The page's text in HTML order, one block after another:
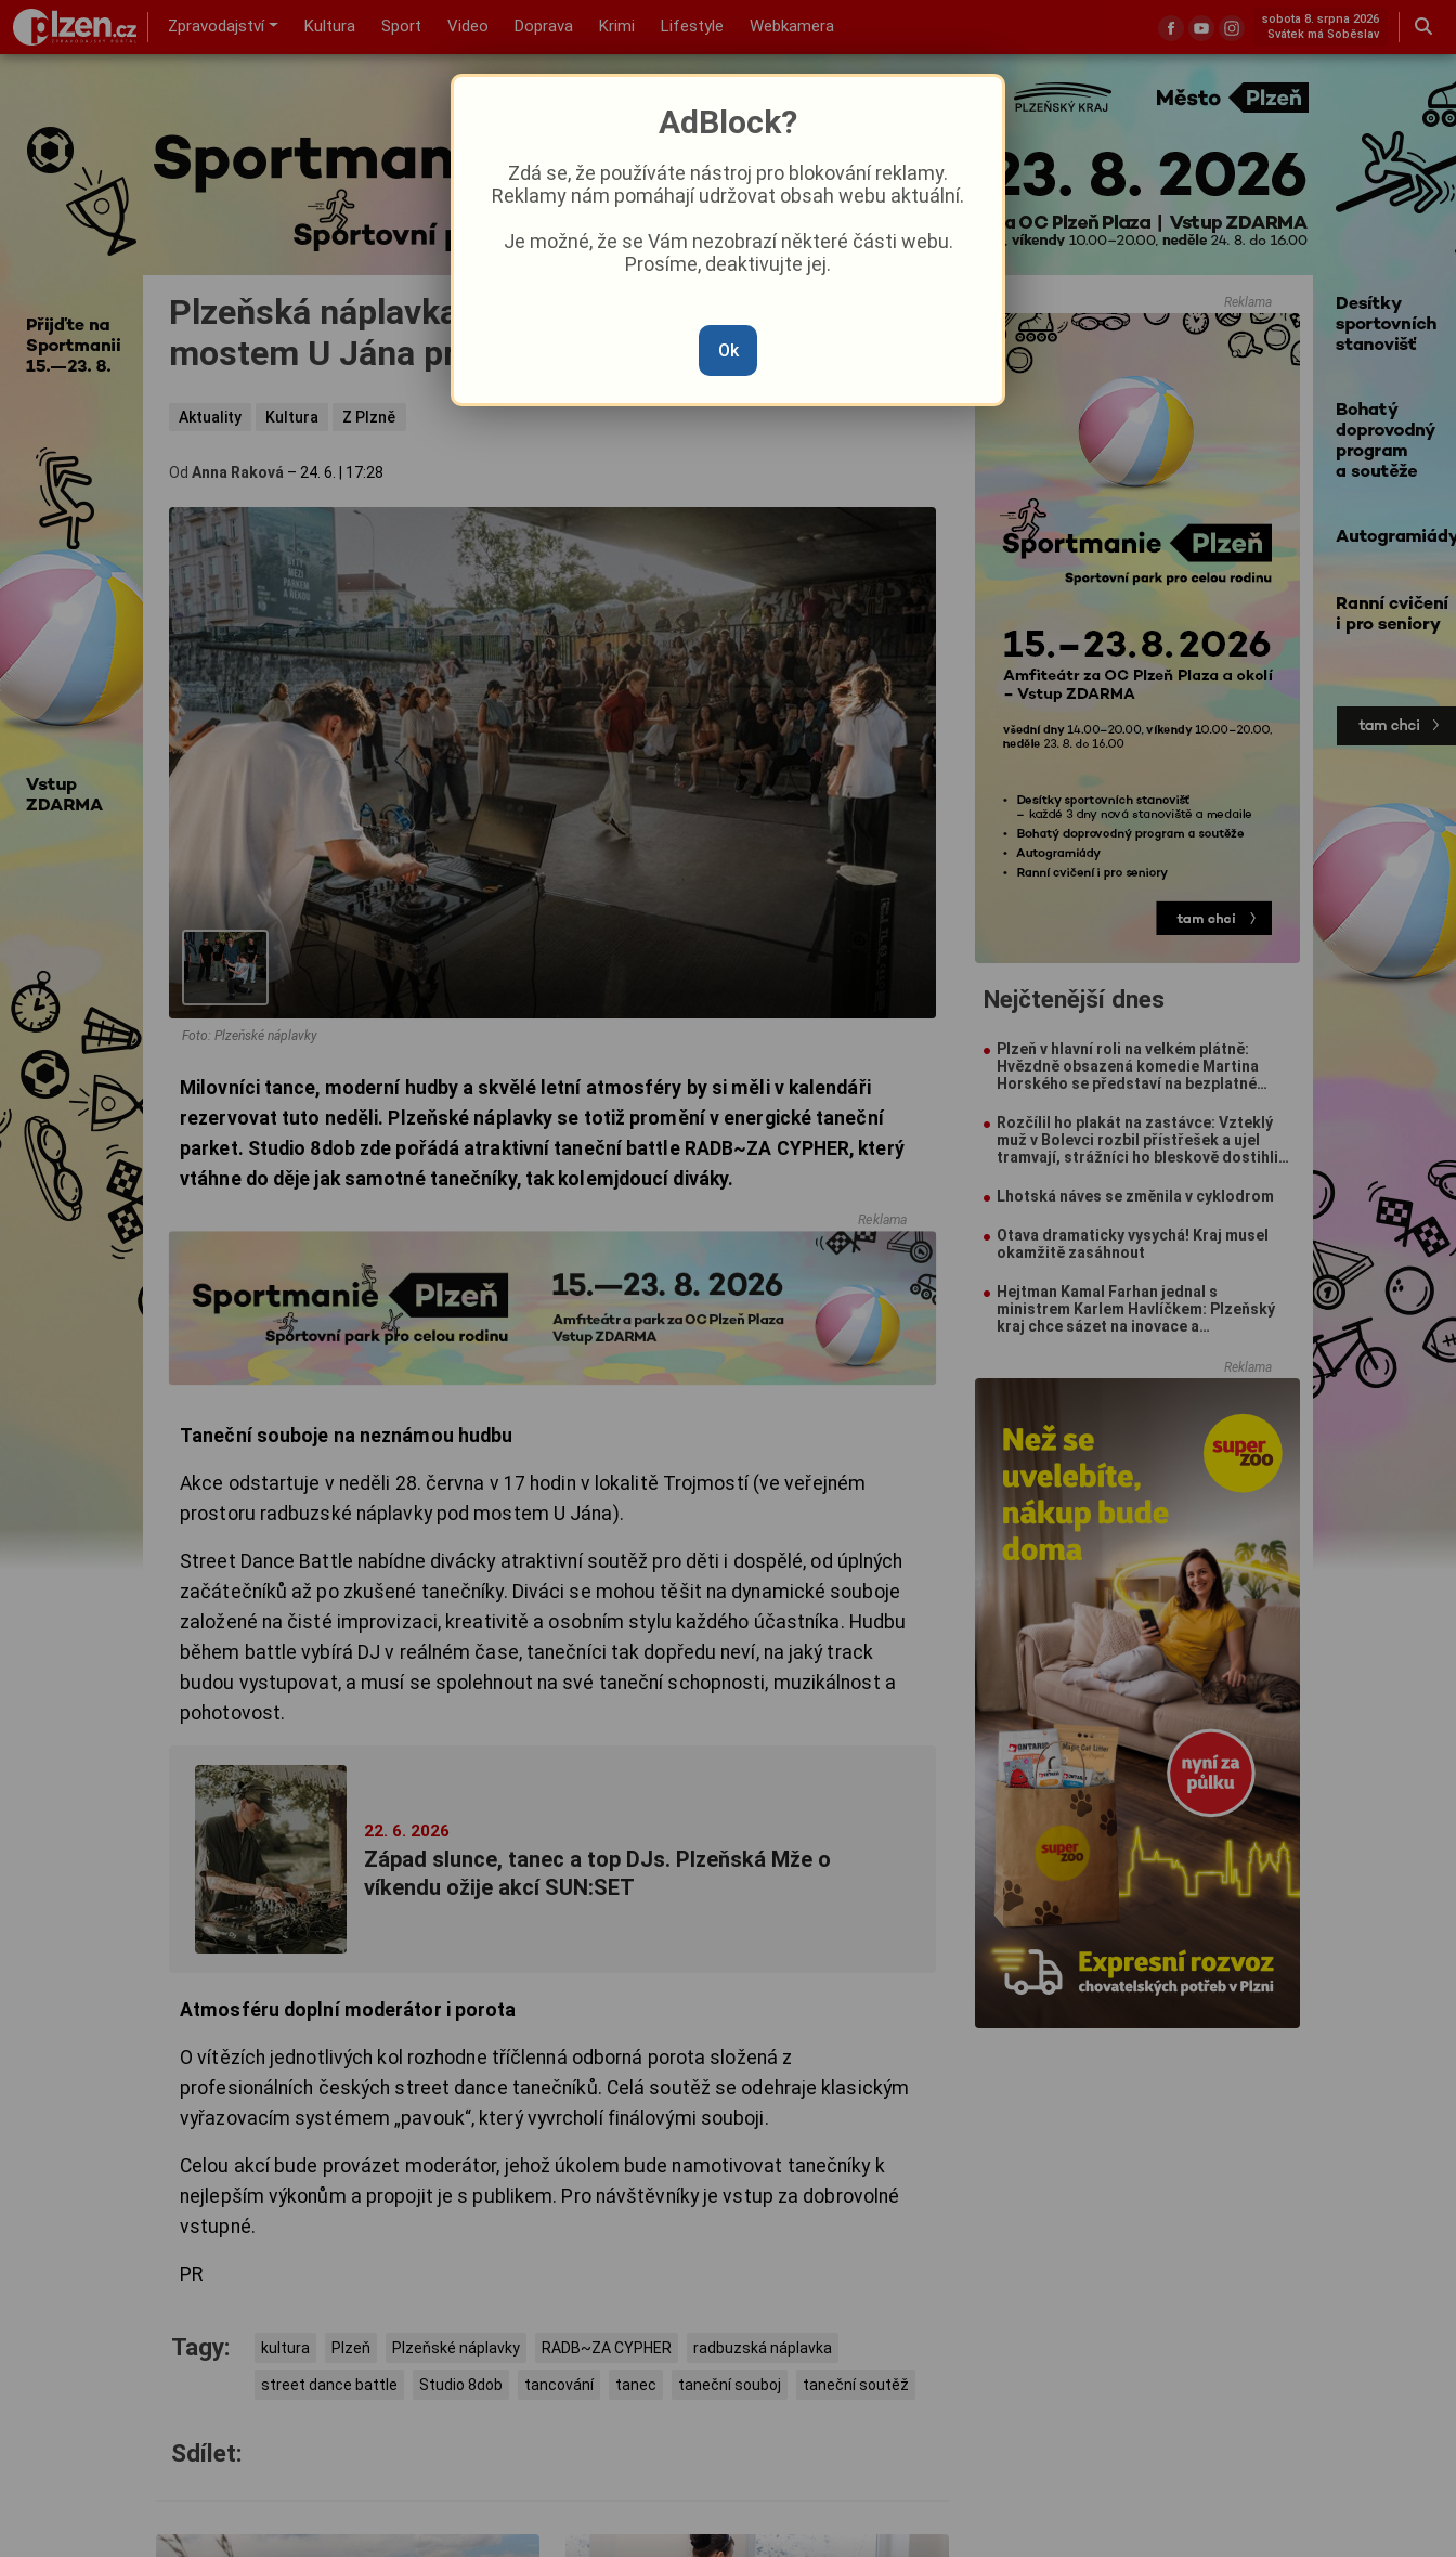
Zpravodajství Kultura Sport Video Doprava Krimi Lifestyle Webkamera
sobota 8. srpna 2026
Svátek má Soběslav
Plzeňská náplavka ožije pouličním tancem. Pod
mostem U Jána propukne Street Dance Battle
Aktuality Kultura Z Plzně
Od Anna Raková – 24. 6. 17:28
Foto: Plzeňské náplavky
Milovníci tance, moderní hudby a skvělé letní atmosféry by si měli v kalendáři
rezervovat tuto neděli. Plzeňské náplavky se totiž promění v energické taneční
parket. Studio 8dob zde pořádá atraktivní taneční battle RADB~ZA CYPHER, který
vtáhne do děje jak samotné tanečníky, tak kolemjdoucí diváky.
Reklama
Taneční souboje na neznámou hudbu
Akce odstartuje v neděli 28. června v 17 hodin v lokalitě Trojmostí (ve veřejném
prostoru radbuzské náplavky pod mostem U Jána).
Street Dance Battle nabídne divácky atraktivní soutěž pro děti i dospělé, od úplných
začátečníků až po zkušené tanečníky. Diváci se mohou těšit na dynamické souboje
založené na čisté improvizaci, kreativitě a osobním stylu každého účastníka. Hudbu
během battle vybírá DJ v reálném čase, tanečníci tak dopředu neví, na jaký track
budou vystupovat, a musí se spolehnout na své taneční schopnosti, muzikálnost a
pohotovost.
22. 6. 2026
Západ slunce, tanec a top DJs. Plzeňská Mže o
víkendu ožije akcí SUN:SET
Atmosféru doplní moderátor i porota
O vítězích jednotlivých kol rozhodne tříčlenná odborná porota složená z
profesionálních českých street dance tanečníků. Celá soutěž se odehraje klasickým
vyřazovacím systémem „pavouk“, který vyvrcholí finálovými souboji.
Celou akcí bude provázet moderátor, jehož úkolem bude namotivovat tanečníky k
nejlepším výkonům a propojit je s publikem. Pro návštěvníky je vstup za dobrovolné
vstupné.
PR
Tagy: kultura Plzeň Plzeňské náplavky RADB~ZA CYPHER radbuzská náplavka
street dance battle Studio 8dob tancování tanec taneční souboj taneční soutěž
Sdílet:
Reklama
Nejčtenější dnes
Plzeň v hlavní roli na velkém plátně:
Hvězdně obsazená komedie Martina
Horského se představí na bezplatné
Rozčílil ho plakát na zastávce: Vzteklý
muž v Bolevci rozbil přístřešek a ujel
tramvají, strážníci ho bleskově dostihli
Lhotská náves se změnila v cyklodrom
Otava dramaticky vysychá! Kraj musel
okamžitě zasáhnout
Hejtman Kamal Farhan jednal s
ministrem Karlem Havlíčkem: Plzeňský
kraj chce sázet na inovace a
Reklama
AdBlock?
Zdá se, že používáte nástroj pro blokování reklamy.
Reklamy nám pomáhají udržovat obsah webu aktuální.
Je možné, že se Vám nezobrazí některé části webu.
Prosíme, deaktivujte jej.
Ok